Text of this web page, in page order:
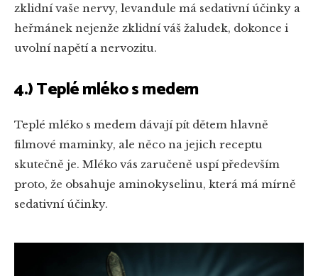
zklidní vaše nervy, levandule má sedativní účinky a
heřmánek nejenže zklidní váš žaludek, dokonce i
uvolní napětí a nervozitu.
4.) Teplé mléko s medem
Teplé mléko s medem dávají pít dětem hlavně
filmové maminky, ale něco na jejich receptu
skutečně je. Mléko vás zaručeně uspí především
proto, že obsahuje aminokyselinu, která má mírně
sedativní účinky.